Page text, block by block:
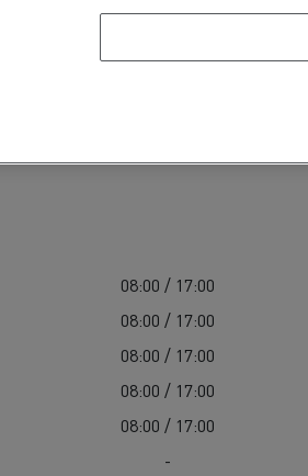
08:00 / 17:00
08:00 / 17:00
08:00 / 17:00
08:00 / 17:00
08:00 / 17:00
-